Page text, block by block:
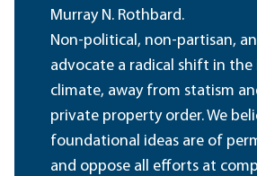
Murray N. Rothbard.
Non-political, non-partisan,
advocate a radical shift in
climate, away from statism
private property order. We
foundational ideas are of
and oppose all efforts at